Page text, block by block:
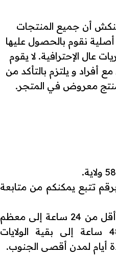
أن جميع المنتجات
نقوم بالحصول عليها
عال الإحترافية. لا يقوم
أفراد و يلتزم بالتأكد من
معروض في المتجر.
تتبع يمكنكم من متابعة
متوسط فترة التوصيل أقل من 24 ساعة إلى معظم
الولايات الشمالية و 48 ساعة إلى بقية الولايات
أيام لمدن أقصى الجنوب.